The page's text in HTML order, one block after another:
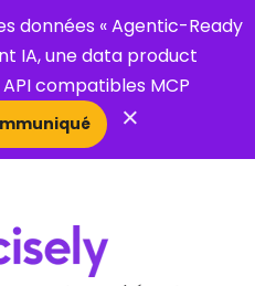
données « Agentic-Ready
IA, une data product
compatibles MCP
×